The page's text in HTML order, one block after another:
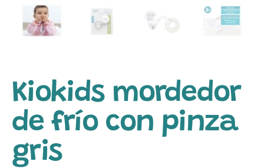
Kiokids mordedor
de frío con pinza
gris